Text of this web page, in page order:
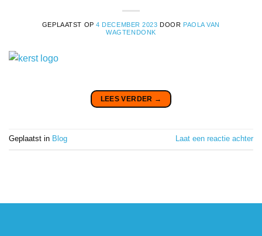
GEPLAATST OP4 DECEMBER 2023 DOOR PAOLA VAN
WAGTENDONK
LEES VERDER →
Geplaatst in Blog Laat een reactie achter